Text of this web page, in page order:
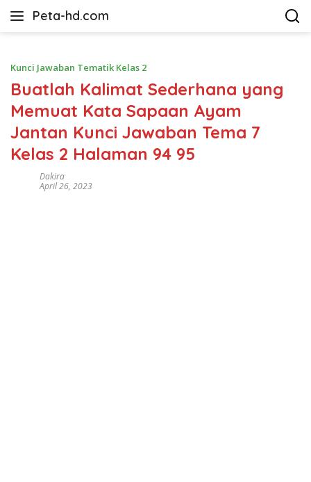
Peta-hd.com
Kumpulan
HD
Kunci Jawaban Tematik Kelas 2
Buatlah Kalimat Sederhana yang
Memuat Kata Sapaan Ayam
Jantan Kunci Jawaban Tema 7
Kelas 2 Halaman 94 95
Dakira
April 26, 2023